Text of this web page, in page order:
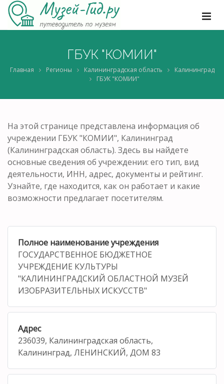
ГБУК "КОМИИ"
Главная Регионы Калининградская область
Калининград
ГБУК "КОМИИ"
На этой странице представлена информация об
учреждении ГБУК "КОМИИ", Калининград
(Калининградская область). Здесь вы найдете
основные сведения об учреждении: его тип, вид
деятельности, ИНН, адрес, документы и рейтинг.
Узнайте, где находится, как он работает и какие
возможности предлагает посетителям.
Полное наименование учреждения
ГОСУДАРСТВЕННОЕ БЮДЖЕТНОЕ
УЧРЕЖДЕНИЕ КУЛЬТУРЫ
"КАЛИНИНГРАДСКИЙ ОБЛАСТНОЙ МУЗЕЙ
ИЗОБРАЗИТЕЛЬНЫХ ИСКУССТВ"
Адрес
236039, Калининградская область,
Калининград, ЛЕНИНСКИЙ, ДОМ 83